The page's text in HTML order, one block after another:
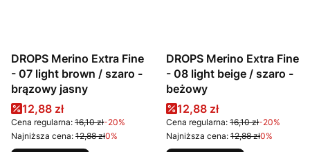
DROPS Merino Extra Fine
- 07 light brown / szaro -
brązowy jasny
Cena promocyjna
12,88 zł
Cena regularna: 16,10 zł-20%
Najniższa cena: 12,88 zł0%
DROPS Merino Extra Fine
- 08 light beige / szaro -
beżowy
Cena promocyjna
12,88 zł
Cena regularna: 16,10 zł-20%
Najniższa cena: 12,88 zł0%